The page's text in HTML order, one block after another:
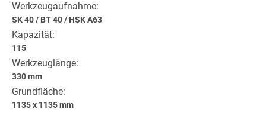
Werkzeugaufnahme:
SK 40/ BT 40/ HSK A63
Kapazität:
115
Werkzeuglänge:
330 mm
Grundfläche:
1135 x 1135 mm